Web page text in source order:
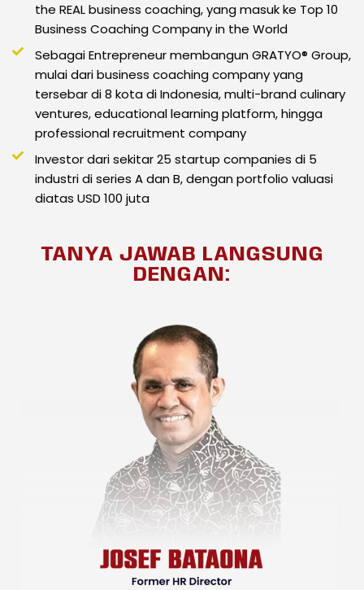
the REAL business coaching, yang masuk ke Top 10
Business Coaching Company in the World
Sebagai Entrepreneur membangun GRATYO® Group,
mulai dari business coaching company yang
tersebar di 8 kota di Indonesia, multi-brand culinary
ventures, educational learning platform, hingga
professional recruitment company
Investor dari sekitar 25 startup companies di 5
industri di series A dan B, dengan portfolio valuasi
diatas USD 100 juta
TANYA JAWAB LANGSUNG
DENGAN: